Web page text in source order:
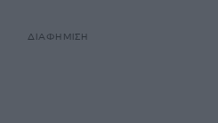
ΔΙΑΦΗΜΙΣΗ